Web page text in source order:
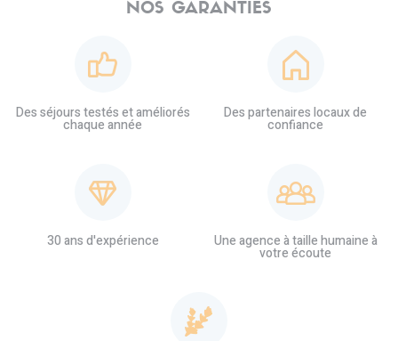
NOS GARANTIES
Des séjours testés et améliorés
chaque année
Des partenaires locaux de
confiance
30 ans d'expérience Une agence à taille humaine à
votre écoute